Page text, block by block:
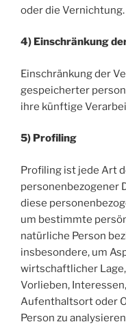
oder die Vernichtung.
4) Einschränkung
Einschränkung der
gespeicherter
ihre künftige
5) Profiling
Profiling ist jede Art
personenbezogener
diese
um bestimmte
natürliche Person
insbesondere, um
wirtschaftlicher
Vorlieben,
Aufenthaltsort oder
Person zu